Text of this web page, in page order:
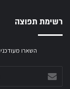
רשימת תפוצה
השארו
את